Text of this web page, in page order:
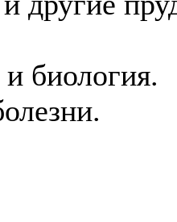
биология.